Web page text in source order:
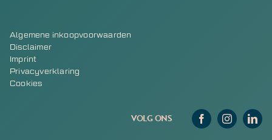
Algemene inkoopvoorwaarden
Disclaimer
Imprint
Privacyverklaring
Cookies
VOLG ONS